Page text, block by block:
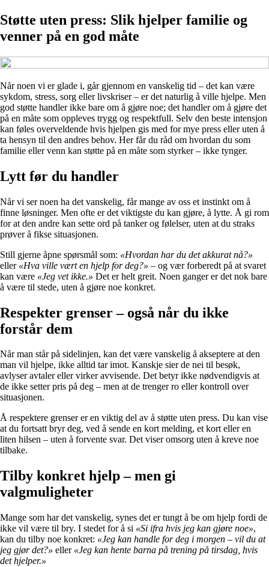
Støtte uten press: Slik hjelper familie og
venner på en god måte
Når noen vi er glade i, går gjennom en vanskelig tid – det kan være
sykdom, stress, sorg eller livskriser – er det naturlig å ville hjelpe. Men
god støtte handler ikke bare om å gjøre noe; det handler om å gjøre det
på en måte som oppleves trygg og respektfull. Selv den beste intensjon
kan føles overveldende hvis hjelpen gis med for mye press eller uten å
ta hensyn til den andres behov. Her får du råd om hvordan du som
familie eller venn kan støtte på en måte som styrker – ikke tynger.
Lytt før du handler
Når vi ser noen ha det vanskelig, får mange av oss et instinkt om å
finne løsninger. Men ofte er det viktigste du kan gjøre, å lytte. Å gi rom
for at den andre kan sette ord på tanker og følelser, uten at du straks
prøver å fikse situasjonen.
Still gjerne åpne spørsmål som: «Hvordan har du det akkurat nå?»
eller «Hva ville vært en hjelp for deg?» – og vær forberedt på at svaret
kan være «Jeg vet ikke.» Det er helt greit. Noen ganger er det nok bare
å være til stede, uten å gjøre noe konkret.
Respekter grenser – også når du ikke
forstår dem
Når man står på sidelinjen, kan det være vanskelig å akseptere at den
man vil hjelpe, ikke alltid tar imot. Kanskje sier de nei til besøk,
avlyser avtaler eller virker avvisende. Det betyr ikke nødvendigvis at
de ikke setter pris på deg – men at de trenger ro eller kontroll over
situasjonen.
Å respektere grenser er en viktig del av å støtte uten press. Du kan vise
at du fortsatt bryr deg, ved å sende en kort melding, et kort eller en
liten hilsen – uten å forvente svar. Det viser omsorg uten å kreve noe
tilbake.
Tilby konkret hjelp – men gi
valgmuligheter
Mange som har det vanskelig, synes det er tungt å be om hjelp fordi de
ikke vil være til bry. I stedet for å si «Si ifra hvis jeg kan gjøre noe»,
kan du tilby noe konkret: «Jeg kan handle for deg i morgen – vil du at
jeg gjør det?» eller «Jeg kan hente barna på trening på tirsdag, hvis
det hjelper.»